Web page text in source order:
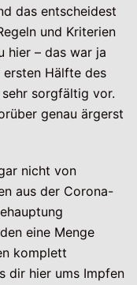
das entscheidest
und Kriterien
hier – das war ja
Hälfte des
sorgfältig vor.
genau ärgerst
nicht von
aus der Corona-
eine Menge
komplett
dir hier ums Impfen